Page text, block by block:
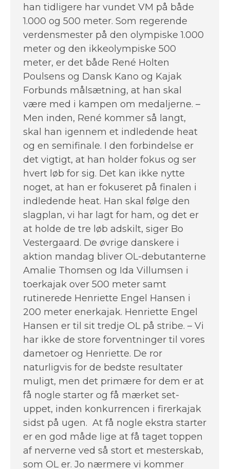
han tidligere har vundet VM på både
1.000 og 500 meter. Som regerende
verdensmester på den olympiske 1.000
meter og den ikkeolympiske 500
meter, er det både René Holten
Poulsens og Dansk Kano og Kajak
Forbunds målsætning, at han skal
være med i kampen om medaljerne. –
Men inden, René kommer så langt,
skal han igennem et indledende heat
og en semifinale. I den forbindelse er
det vigtigt, at han holder fokus og ser
hvert løb for sig. Det kan ikke nytte
noget, at han er fokuseret på finalen i
indledende heat. Han skal følge den
slagplan, vi har lagt for ham, og det er
at holde de tre løb adskilt, siger Bo
Vestergaard. De øvrige danskere i
aktion mandag bliver OL-debutanterne
Amalie Thomsen og Ida Villumsen i
toerkajak over 500 meter samt
rutinerede Henriette Engel Hansen i
200 meter enerkajak. Henriette Engel
Hansen er til sit tredje OL på stribe. – Vi
har ikke de store forventninger til vores
dametoer og Henriette. De ror
naturligvis for de bedste resultater
muligt, men det primære for dem er at
få nogle starter og få mærket set-
uppet, inden konkurrencen i firerkajak
sidst på ugen. At få nogle ekstra starter
er en god måde lige at få taget toppen
af nerverne ved så stort et mesterskab,
som OL er. Jo nærmere vi kommer